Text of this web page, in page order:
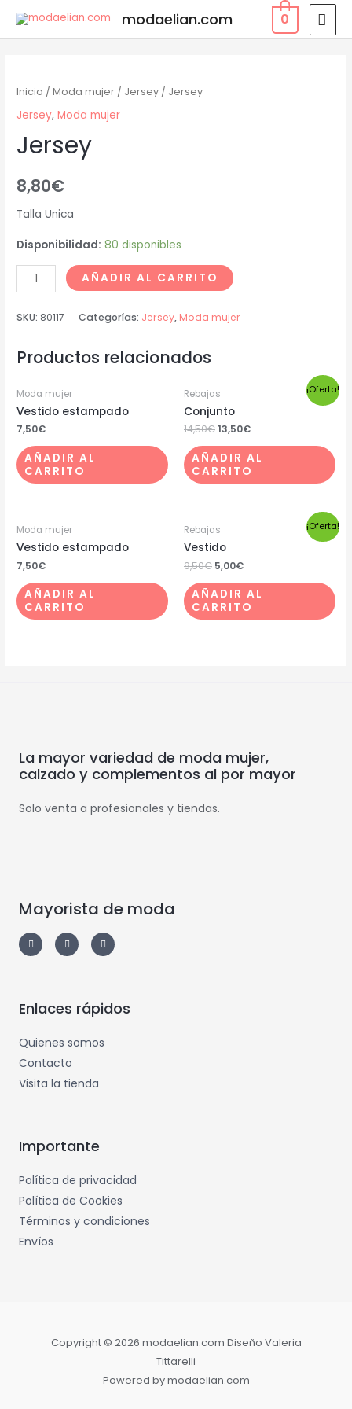
modaelian.com 0
Inicio /Moda mujer / Jersey / Jersey
Jersey,Moda mujer
Jersey
8,80€
Talla Unica
Disponibilidad: 80 disponibles
AÑADIR AL CARRITO
SKU: 80117 Categorías: Jersey, Moda mujer
Productos relacionados
Moda mujer
Vestido estampado
7,50€
AÑADIR AL
CARRITO
¡Oferta!
Rebajas
Conjunto
14,50€13,50€
AÑADIR AL
CARRITO
Moda mujer
Vestido estampado
7,50€
AÑADIR AL
CARRITO
¡Oferta!
Rebajas
Vestido
9,50€ 5,00€
AÑADIR AL
CARRITO
La mayor variedad de moda mujer,
calzado y complementos al por mayor
Solo venta a profesionales y tiendas.
Mayorista de moda
Enlaces rápidos
Quienes somos
Contacto
Visita la tienda
Importante
Política de privacidad
Política de Cookies
Términos y condiciones
Envíos
Copyright © 2026 modaelian.com Diseño Valeria
Tittarelli
Powered by modaelian.com